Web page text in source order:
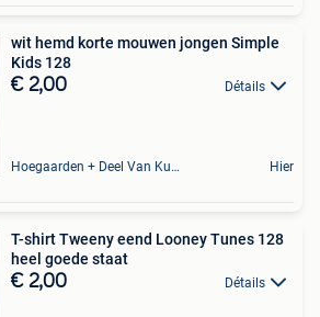
wit hemd korte mouwen jongen Simple
Kids 128
€ 2,00 Détails
Hoegaarden + Deel Van Kumtich + Deel Van Tienen Hier
T-shirt Tweeny eend Looney Tunes 128
heel goede staat
€ 2,00 Détails